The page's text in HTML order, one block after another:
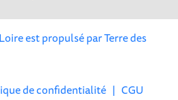
est propulsé parTerre des
de confidentialité | CGU